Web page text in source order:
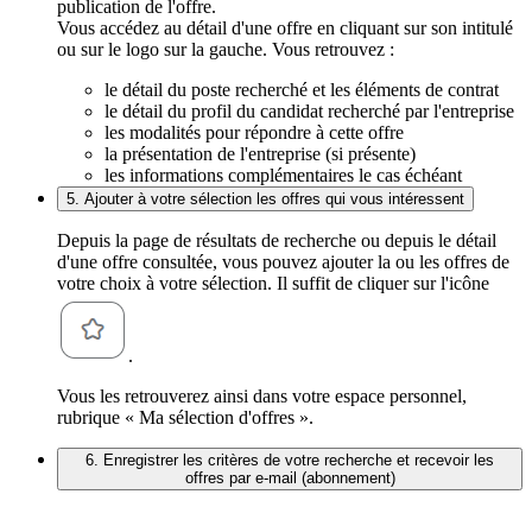
publication de l'offre.
Vous accédez au détail d'une offre en cliquant sur son intitulé
ou sur le logo sur la gauche. Vous retrouvez :
le détail du poste recherché et les éléments de contrat
le détail du profil du candidat recherché par l'entreprise
les modalités pour répondre à cette offre
la présentation de l'entreprise (si présente)
les informations complémentaires le cas échéant
5. Ajouter à votre sélection les offres qui vous intéressent
Depuis la page de résultats de recherche ou depuis le détail
d'une offre consultée, vous pouvez ajouter la ou les offres de
votre choix à votre sélection. Il suffit de cliquer sur l'icône
.
Vous les retrouverez ainsi dans votre espace personnel,
rubrique « Ma sélection d'offres ».
6. Enregistrer les critères de votre recherche et recevoir les
offres par e-mail (abonnement)